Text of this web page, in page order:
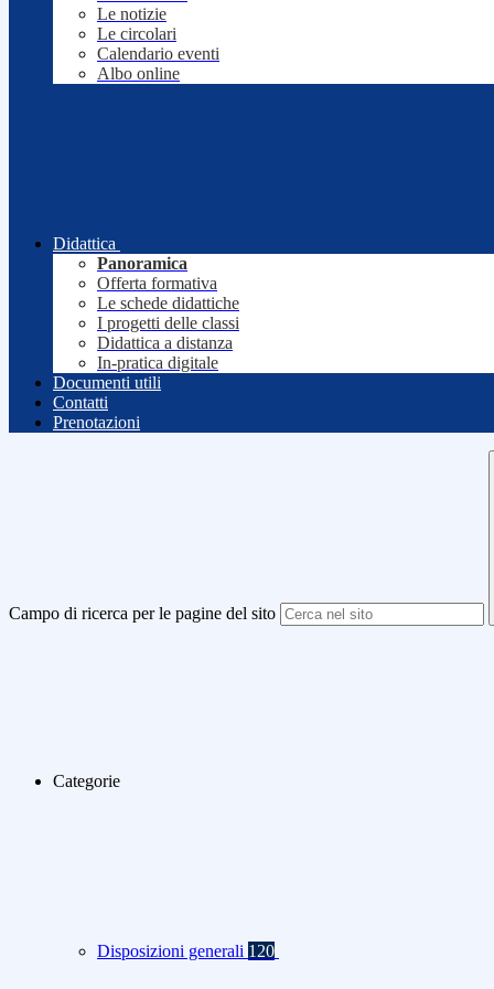
Le notizie
Le circolari
Calendario eventi
Albo online
Didattica
Panoramica
Offerta formativa
Le schede didattiche
I progetti delle classi
Didattica a distanza
In-pratica digitale
Documenti utili
Contatti
Prenotazioni
Campo di ricerca per le pagine del sito
Categorie
Disposizioni generali 120